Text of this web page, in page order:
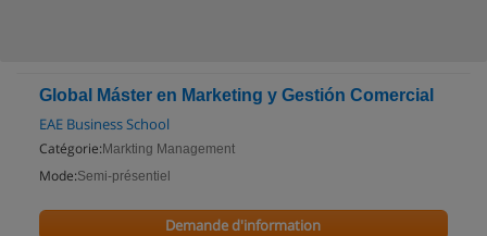
Global Máster en Marketing y Gestión Comercial
EAE Business School
Catégorie: Markting Management
Mode:Semi-présentiel
Demande d'information